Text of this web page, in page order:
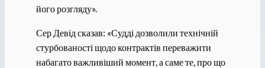
його розгляду».
Сер Девід сказав: «Судді дозволили технічній
стурбованості щодо контрактів переважити
набагато важливіший момент, а саме те, про що